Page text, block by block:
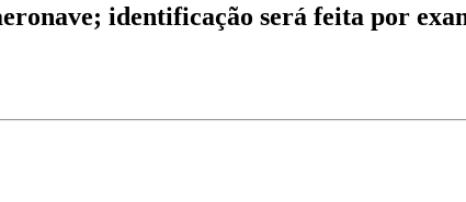
identificação será feita por